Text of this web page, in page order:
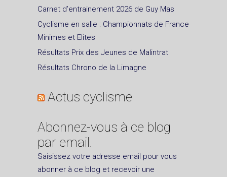
Carnet d’entrainement 2026 de Guy Mas
Cyclisme en salle : Championnats de France
Minimes et Elites
Résultats Prix des Jeunes de Malintrat
Résultats Chrono de la Limagne
Actus cyclisme
Abonnez-vous à ce blog
par email.
Saisissez votre adresse email pour vous
abonner à ce blog et recevoir une